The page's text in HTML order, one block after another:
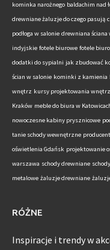
kominka narożnego baldachim nad
drewniane żaluzje do czego pasują
podłoga w salonie drewniana ściana
indyjskie fotele biurowe fotele
dodatki do sypialni jak zbudować
ścian w salonie kominki z kamienia
wnętrz kursy projektowania wnętrz
Kraków meble do biura w
nowoczesne kabiny prysznicowe
tanie schody wewnętrzne
oświetlenia Gdańsk projektowanie
warszawa schody drewniane
metalowe żaluzje drewniane
RÓŻNE
Inspiracje i trendy w